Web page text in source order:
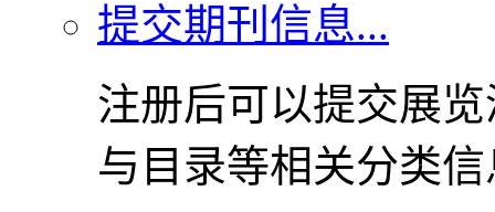
提交期刊信息...
注册后可以提交展
与目录等相关分类